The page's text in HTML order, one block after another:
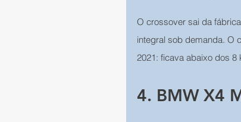
O crossover sai da
integral sob demanda. O
2021: ficava abaixo dos 8
4. BMW X4